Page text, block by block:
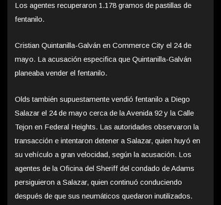
Los agentes recuperaron 1.178 gramos de pastillas de
fentanilo.
Cristian Quintanilla-Galván en Commerce City el 24 de
mayo. La acusación especifica que Quintanilla-Galván
planeaba vender el fentanilo.
Olds también supuestamente vendió fentanilo a Diego
Salazar el 24 de mayo cerca de la Avenida 92 y la Calle
Tejon en Federal Heights. Las autoridades observaron la
transacción e intentaron detener a Salazar, quien huyó en
su vehículo a gran velocidad, según la acusación. Los
agentes de la Oficina del Sheriff del condado de Adams
persiguieron a Salazar, quien continuó conduciendo
después de que sus neumáticos quedaron inutilizados.